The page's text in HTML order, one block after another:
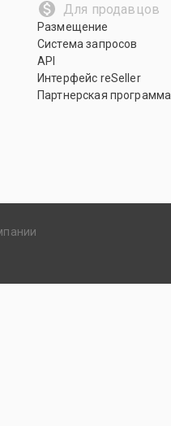
Для продавцов
Размещение
Система запросов
API
Интерфейс reSeller
Партнерская программа